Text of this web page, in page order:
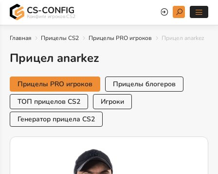
CS-CONFIG
Конфиги игроков CS2
Главная Прицелы CS2 Прицелы PRO игроков Прицел anarkez
Прицел anarkez
Прицелы PRO игроков
Прицелы блогеров
ТОП прицелов CS2
Игроки
Генератор прицела CS2